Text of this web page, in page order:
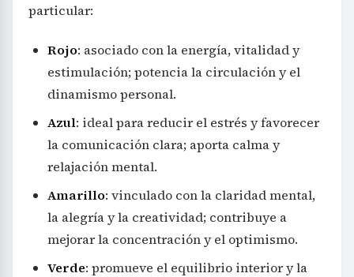
particular:
Rojo: asociado con la energía, vitalidad y
estimulación; potencia la circulación y el
dinamismo personal.
Azul: ideal para reducir el estrés y favorecer
la comunicación clara; aporta calma y
relajación mental.
Amarillo: vinculado con la claridad mental,
la alegría y la creatividad; contribuye a
mejorar la concentración y el optimismo.
Verde: promueve el equilibrio interior y la